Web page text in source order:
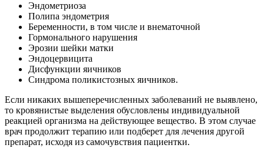
Эндометриоза
Полипа эндометрия
Беременности, в том числе и внематочной
Гормонального нарушения
Эрозии шейки матки
Эндоцервицита
Дисфункции яичников
Синдрома поликистозных яичников.
Если никаких вышеперечисленных заболеваний не выявлено,
то кровянистые выделения обусловлены индивидуальной
реакцией организма на действующее вещество. В этом случае
врач продолжит терапию или подберет для лечения другой
препарат, исходя из самочувствия пациентки.